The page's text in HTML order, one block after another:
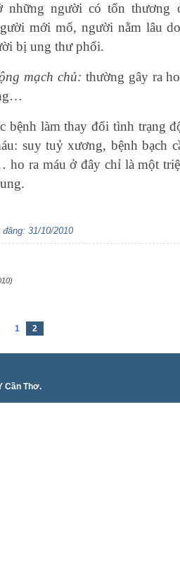
những người có tổn thương
mới mổ, người nằm lâu
bị ung thư phổi.
mạch chủ: thường gây ra
bệnh làm thay đổi tình trạng
suy tuỷ xương, bệnh bạch
ho ra máu ở đây chỉ là một
31/10/2010
1 2
Cần Thơ.